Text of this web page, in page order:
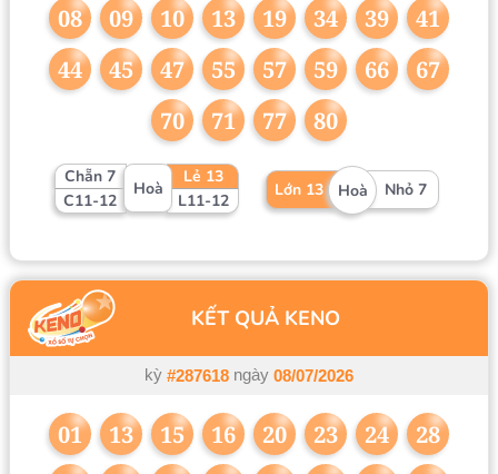
08 09 10 13 19 34 39
41
44
45 47 55 57 59 66
67
70
71 77 80
Chẵn 7
C11-12
Hoà
Lẻ 13
L11-12
Lớn 13 Hoà Nhỏ 7
KẾT QUẢ KENO
kỳ #287618 ngày 08/07/2026
01 13 15 16 20 23 24
28